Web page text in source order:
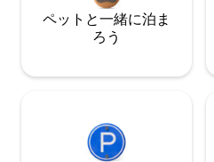
ペットと一緒に泊ま
ろう